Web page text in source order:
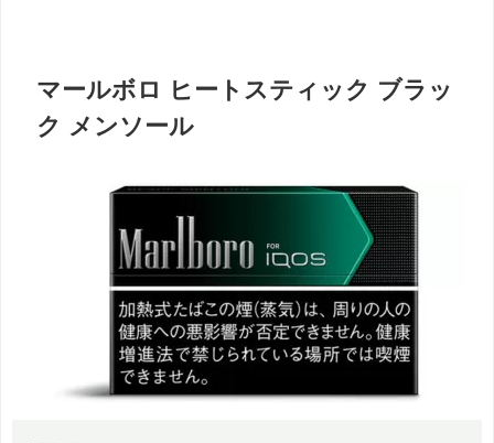
マールボロ ヒートスティック ブラッ
ク メンソール